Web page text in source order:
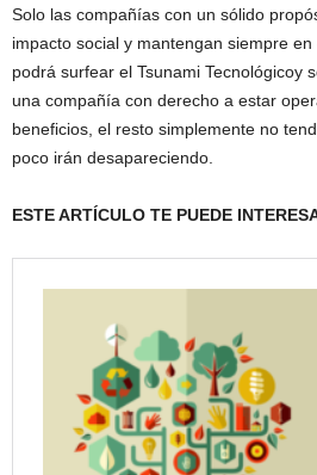
Solo las compañías con un sólido
impacto social y mantengan siempre
podrá surfear el Tsunami Tecnológicoy
una compañía con derecho a estar
beneficios, el resto simplemente no
poco irán desapareciendo.
ESTE ARTÍCULO TE PUEDE